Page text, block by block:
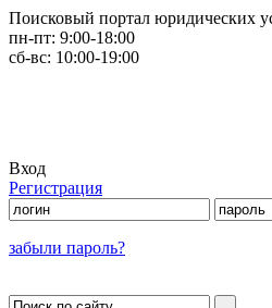
Поисковый портал юридических
пн-пт: 9:00-18:00
сб-вс: 10:00-19:00
Вход
Регистрация
забыли пароль?